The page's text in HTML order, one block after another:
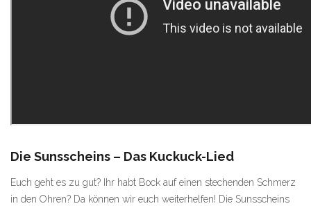
Die Sunsscheins – Das Kuckuck-Lied
Euch geht es zu gut? Ihr habt Bock auf einen stechenden Schmerz
in den Ohren? Da können wir euch weiterhelfen! Die Sunsscheins